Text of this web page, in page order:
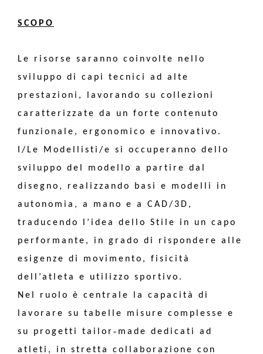
SCOPO
Le risorse saranno coinvolte nello
sviluppo di capi tecnici ad alte
prestazioni, lavorando su collezioni
caratterizzate da un forte contenuto
funzionale, ergonomico e innovativo.
I/Le Modellisti/e si occuperanno dello
sviluppo del modello a partire dal
disegno, realizzando basi e modelli in
autonomia, a mano e a CAD/3D,
traducendo l’idea dello Stile in un capo
performante, in grado di rispondere alle
esigenze di movimento, fisicità
dell’atleta e utilizzo sportivo.
Nel ruolo è centrale la capacità di
lavorare su tabelle misure complesse e
su progetti tailor‑ made dedicati ad
atleti, in stretta collaborazione con